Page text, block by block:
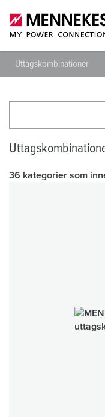
Uttagskombinationer
36 kategorier som